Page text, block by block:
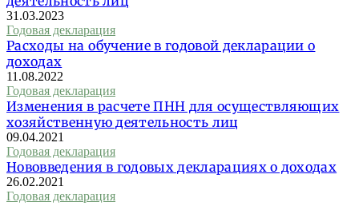
31.03.2023
Годовая декларация
Расходы на обучение в годовой декларации о
доходах
11.08.2022
Годовая декларация
Изменения в расчете ПНН для осуществляющих
хозяйственную деятельность лиц
09.04.2021
Годовая декларация
Нововведения в годовых декларациях о доходах
26.02.2021
Годовая декларация